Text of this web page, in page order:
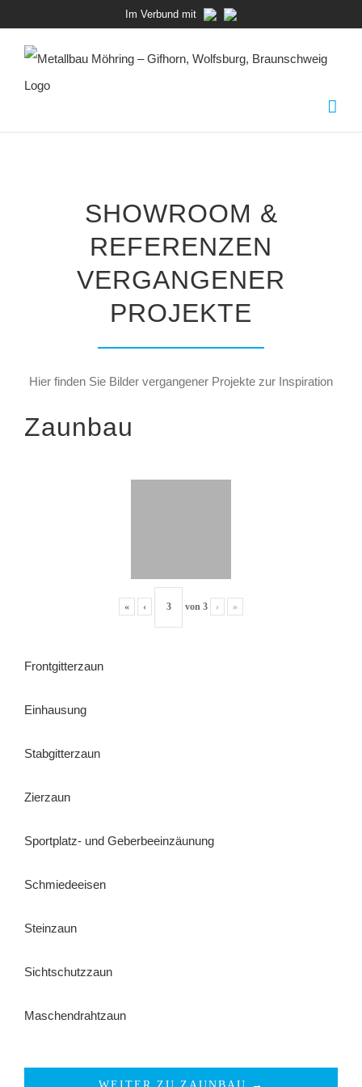
springen
Im Verbund mit
SHOWROOM &
REFERENZEN
VERGANGENER
PROJEKTE
Hier finden Sie Bilder vergangener Projekte zur Inspiration
Zaunbau
« ‹ von 3 › »
Frontgitterzaun
Einhausung
Stabgitterzaun
Zierzaun
Sportplatz- und Geberbeeinzäunung
Schmiedeeisen
Steinzaun
Sichtschutzzaun
Maschendrahtzaun